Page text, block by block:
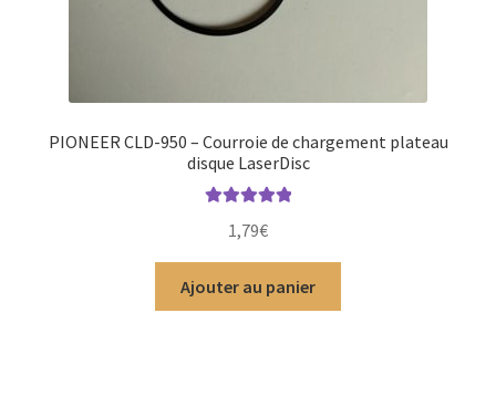
PIONEER CLD-950 – Courroie de chargement plateau
disque LaserDisc
1,79€
Ajouter au panier